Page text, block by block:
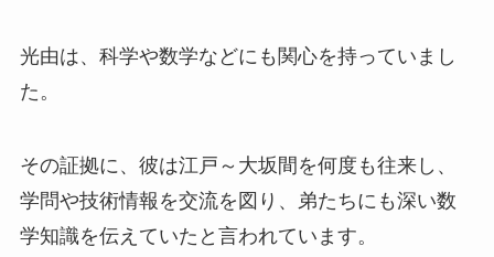
光由は、科学や数学などにも関心を持っていまし
た。
その証拠に、彼は江戸～大坂間を何度も往来し、
学問や技術情報を交流を図り、弟たちにも深い数
学知識を伝えていたと言われています。